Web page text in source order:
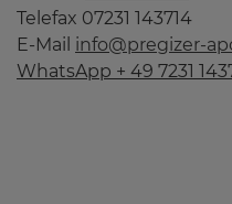
Telefax 07231 143714
E-Mail info@pregizer-
WhatsApp + 49 7231